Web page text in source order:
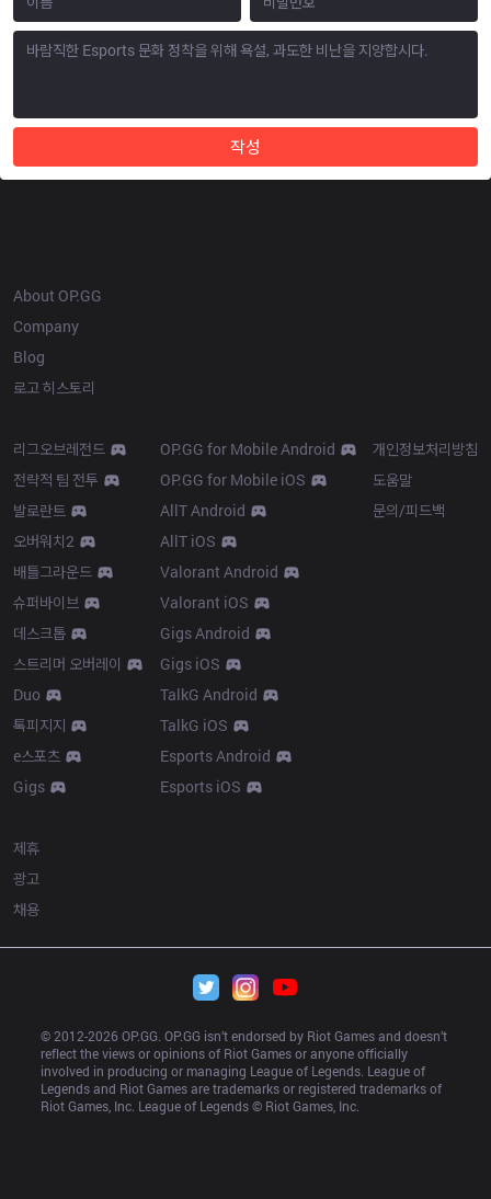
작성
About OP.GG
Company
Blog
로고 히스토리
리그오브레전드
전략적 팀 전투
발로란트
오버워치2
배틀그라운드
슈퍼바이브
데스크톱
스트리머 오버레이
Duo
톡피지지
e스포츠
Gigs
OP.GG for Mobile Android
OP.GG for Mobile iOS
AllT Android
AllT iOS
Valorant Android
Valorant iOS
Gigs Android
Gigs iOS
TalkG Android
TalkG iOS
Esports Android
Esports iOS
개인정보처리방침
도움말
문의/피드백
제휴
광고
채용
© 2012-2026 OP.GG. OP.GG isn’t endorsed by Riot Games and doesn’t
reflect the views or opinions of Riot Games or anyone officially
involved in producing or managing League of Legends. League of
Legends and Riot Games are trademarks or registered trademarks of
Riot Games, Inc. League of Legends © Riot Games, Inc.